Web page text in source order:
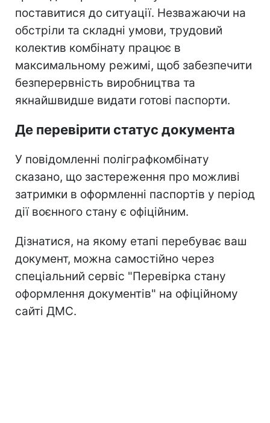
поставитися до ситуації. Незважаючи на
обстріли та складні умови, трудовий
колектив комбінату працює в
максимальному режимі, щоб забезпечити
безперервність виробництва та
якнайшвидше видати готові паспорти.
Де перевірити статус документа
У повідомленні поліграфкомбінату
сказано, що застереження про можливі
затримки в оформленні паспортів у період
дії воєнного стану є офіційним.
Дізнатися, на якому етапі перебуває ваш
документ, можна самостійно через
спеціальний сервіс "Перевірка стану
оформлення документів" на офіційному
сайті ДМС.